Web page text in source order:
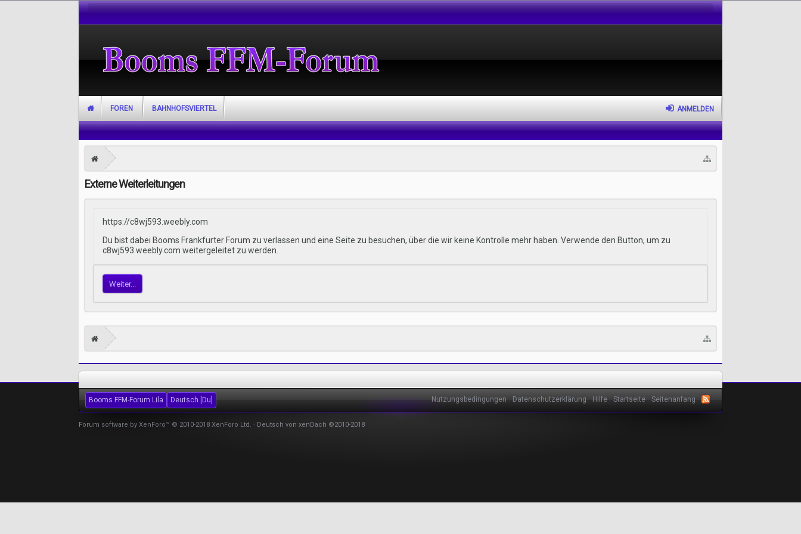
Externe Weiterleitungen
https://c8wj593.weebly.com
Du bist dabei Booms Frankfurter Forum zu verlassen und eine Seite zu besuchen, über die wir keine Kontrolle mehr haben. Verwende den Button, um zu
c8wj593.weebly.com weitergeleitet zu werden.
Weiter...
FOREN BAHNHOFSVIERTEL ANMELDEN
Booms FFM-Forum Lila Deutsch [Du] Nutzungsbedingungen Datenschutzerklärung Hilfe Startseite Seitenanfang
Forum software by XenForo™ © 2010-2018 XenForo Ltd. - Deutsch von xenDach ©2010-2018